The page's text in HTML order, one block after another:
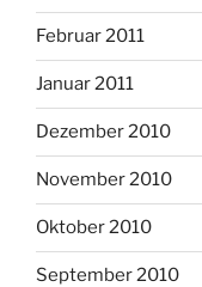
Februar 2011
Januar 2011
Dezember 2010
November 2010
Oktober 2010
September 2010